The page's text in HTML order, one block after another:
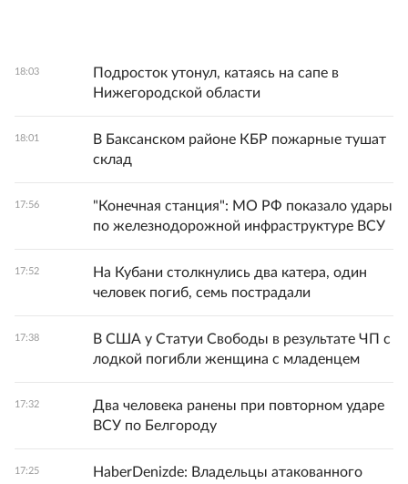
18:03
Подросток утонул, катаясь на сапе в
Нижегородской области
18:01
В Баксанском районе КБР пожарные тушат
склад
17:56
"Конечная станция": МО РФ показало удары
по железнодорожной инфраструктуре ВСУ
17:52
На Кубани столкнулись два катера, один
человек погиб, семь пострадали
17:38
В США у Статуи Свободы в результате ЧП с
лодкой погибли женщина с младенцем
17:32
Два человека ранены при повторном ударе
ВСУ по Белгороду
17:25
HaberDenizde: Владельцы атакованного